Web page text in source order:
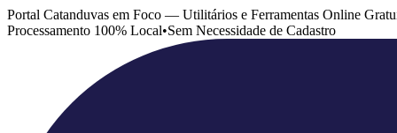
Portal Catanduvas em Foco — Utilitários e Ferramentas Online
Processamento 100% Local•Sem Necessidade de Cadastro